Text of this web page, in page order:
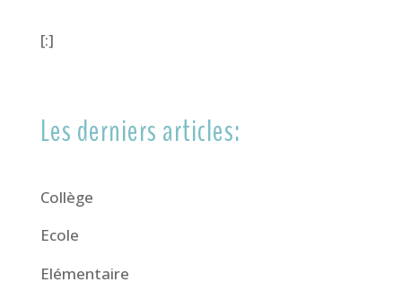
[:]
Les derniers articles:
Collège
Ecole
Elémentaire